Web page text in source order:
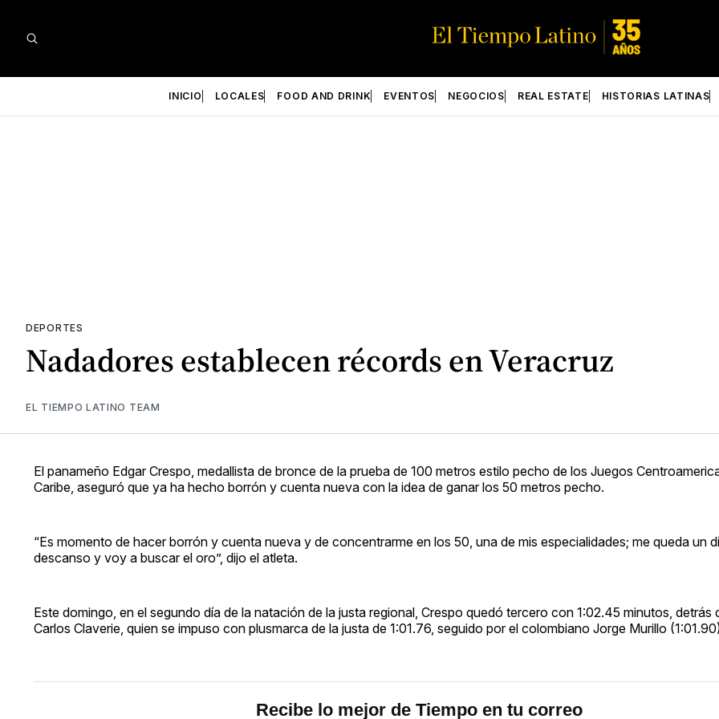
INICIO LOCALES FOOD AND DRINK EVENTOS NEGOCIOS REAL ESTATE HISTORIAS LATINAS
DEPORTES
Nadadores establecen récords en Veracruz
EL TIEMPO LATINO TEAM
El panameño Edgar Crespo, medallista de bronce de la prueba de 100 metros estilo pecho de los Juegos
Caribe, aseguró que ya ha hecho borrón y cuenta nueva con la idea de ganar los 50 metros pecho.
“Es momento de hacer borrón y cuenta nueva y de concentrarme en los 50, una de mis especialidades; me queda un
descanso y voy a buscar el oro”, dijo el atleta.
Este domingo, en el segundo día de la natación de la justa regional, Crespo quedó tercero con 1:02.45 minutos, detrás
Carlos Claverie, quien se impuso con plusmarca de la justa de 1:01.76, seguido por el colombiano Jorge Murillo
Recibe lo mejor de Tiempo en tu correo